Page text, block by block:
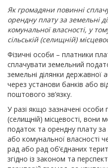
Як громадяни повинні
орендну плату за земельні
комунальної власності, у
сільській (селищній)
Фізичні особи – платники
сплачувати земельний
земельні ділянки державної
через установи банків або
поштового зв’язку.
У разі якщо зазначені особи
(селищній) місцевості, вони
податок та орендну плату за
або комунальної власності
рад або рад об’єднаних
згідно із законом та